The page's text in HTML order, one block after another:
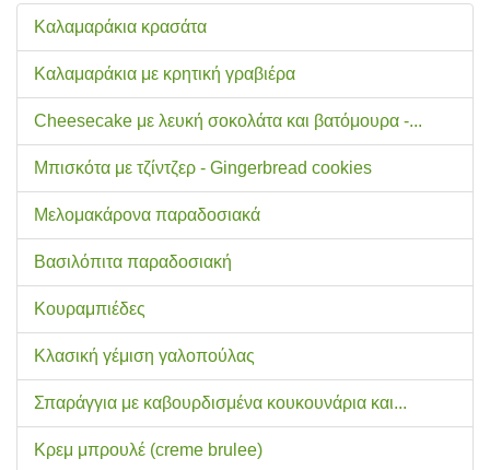
Καλαμαράκια κρασάτα
Καλαμαράκια με κρητική γραβιέρα
Cheesecake με λευκή σοκολάτα και βατόμουρα -...
Μπισκότα με τζίντζερ - Gingerbread cookies
Μελομακάρονα παραδοσιακά
Βασιλόπιτα παραδοσιακή
Κουραμπιέδες
Κλασική γέμιση γαλοπούλας
Σπαράγγια με καβουρδισμένα κουκουνάρια και...
Κρεμ μπρουλέ (creme brulee)